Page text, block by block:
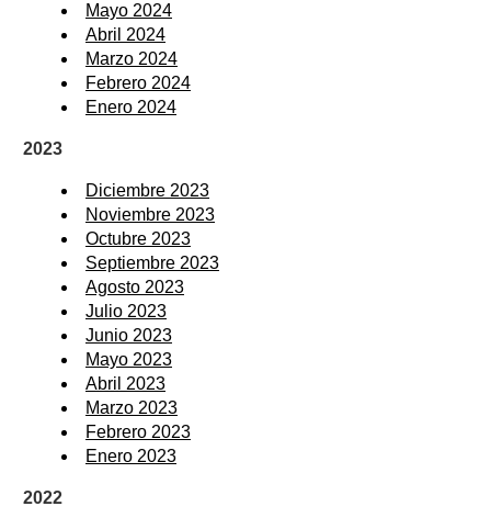
Mayo 2024
Abril 2024
Marzo 2024
Febrero 2024
Enero 2024
2023
Diciembre 2023
Noviembre 2023
Octubre 2023
Septiembre 2023
Agosto 2023
Julio 2023
Junio 2023
Mayo 2023
Abril 2023
Marzo 2023
Febrero 2023
Enero 2023
2022